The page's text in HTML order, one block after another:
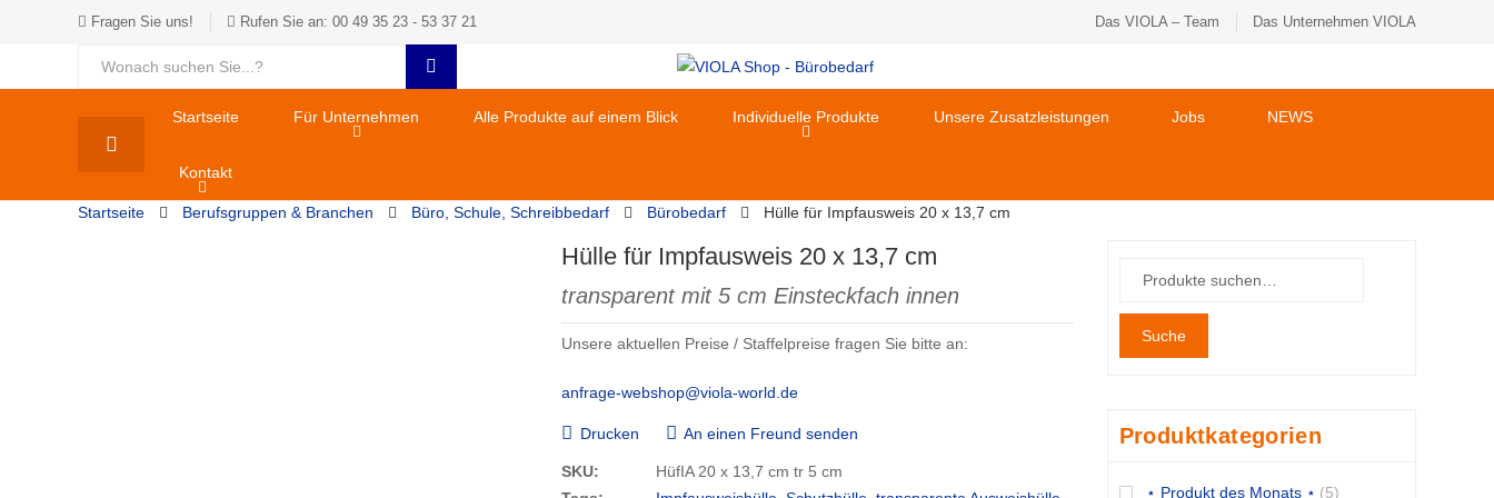
Fragen Sie uns! Rufen Sie an: 00 49 35 23 - 53 37 21 Das VIOLA – Team Das Unternehmen VIOLA
Startseite Für Unternehmen Alle Produkte auf einem Blick Individuelle Produkte Unsere Zusatzleistungen Jobs NEWS
Kontakt
Startseite Berufsgruppen & Branchen Büro, Schule, Schreibbedarf Bürobedarf Hülle für Impfausweis 20 x 13,7 cm
Hülle für Impfausweis 20 x 13,7 cm
transparent mit 5 cm Einsteckfach innen
Unsere aktuellen Preise / Staffelpreise fragen Sie bitte an:
anfrage-webshop@viola-world.de
Drucken An einen Freund senden
SKU:
HüfIA 20 x 13,7 cm tr 5 cm
Suche
Produktkategorien
⋆ Produkt des Monats ⋆ (5)